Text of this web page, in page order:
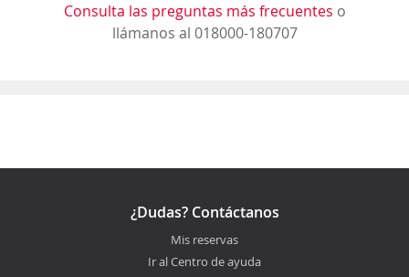
Consulta las preguntas más frecuentes o
llámanos al 018000-180707
¿Dudas? Contáctanos
Mis reservas
Ir al Centro de ayuda